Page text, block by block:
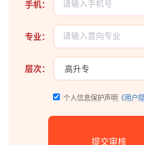
手机：
专业：
层次：
个人信息保护声明 《用户